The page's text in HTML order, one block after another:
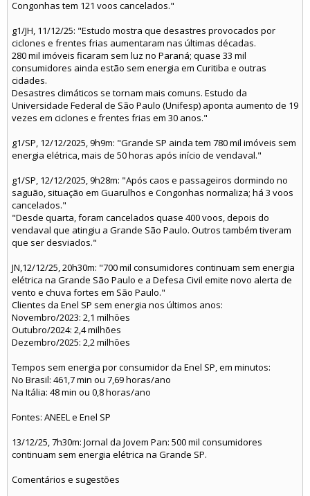
Congonhas tem 121 voos cancelados."
g1/JH, 11/12/25: "Estudo mostra que desastres provocados por
ciclones e frentes frias aumentaram nas últimas décadas.
280 mil imóveis ficaram sem luz no Paraná; quase 33 mil
consumidores ainda estão sem energia em Curitiba e outras
cidades.
Desastres climáticos se tornam mais comuns. Estudo da
Universidade Federal de São Paulo (Unifesp) aponta aumento de 19
vezes em ciclones e frentes frias em 30 anos."
g1/SP, 12/12/2025, 9h9m: "Grande SP ainda tem 780 mil imóveis sem
energia elétrica, mais de 50 horas após início de vendaval."
g1/SP, 12/12/2025, 9h28m: "Após caos e passageiros dormindo no
saguão, situação em Guarulhos e Congonhas normaliza; há 3 voos
cancelados."
"Desde quarta, foram cancelados quase 400 voos, depois do
vendaval que atingiu a Grande São Paulo. Outros também tiveram
que ser desviados."
JN,12/12/25, 20h30m: "700 mil consumidores continuam sem energia
elétrica na Grande São Paulo e a Defesa Civil emite novo alerta de
vento e chuva fortes em São Paulo."
Clientes da Enel SP sem energia nos últimos anos:
Novembro/2023: 2,1 milhões
Outubro/2024: 2,4 milhões
Dezembro/2025: 2,2 milhões
Tempos sem energia por consumidor da Enel SP, em minutos:
No Brasil: 461,7 min ou 7,69 horas/ano
Na Itália: 48 min ou 0,8 horas/ano
Fontes: ANEEL e Enel SP
13/12/25, 7h30m: Jornal da Jovem Pan: 500 mil consumidores
continuam sem energia elétrica na Grande SP.
Comentários e sugestões